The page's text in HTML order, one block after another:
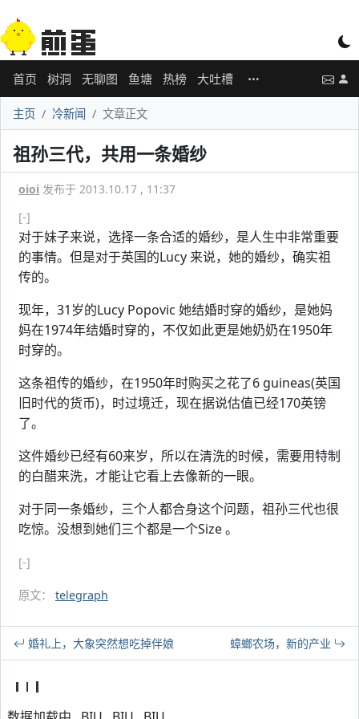
首页 树洞 无聊图 鱼塘 热榜 大吐槽
主页 冷新闻 文章正文
祖孙三代，共用一条婚纱
oioi 发布于 2013.10.17 , 11:37
[-]
对于妹子来说，选择一条合适的婚纱，是人生中非常重要
的事情。但是对于英国的Lucy 来说，她的婚纱，确实祖
传的。
现年，31岁的Lucy Popovic 她结婚时穿的婚纱，是她妈
妈在1974年结婚时穿的，不仅如此更是她奶奶在1950年
时穿的。
这条祖传的婚纱，在1950年时购买之花了6 guineas(英国
旧时代的货币)，时过境迁，现在据说估值已经170英镑
了。
这件婚纱已经有60来岁，所以在清洗的时候，需要用特制
的白醋来洗，才能让它看上去像新的一眼。
对于同一条婚纱，三个人都合身这个问题，祖孙三代也很
吃惊。没想到她们三个都是一个Size 。
[-]
原文： telegraph
婚礼上，大象突然想吃掉伴娘 蟑螂农场，新的产业